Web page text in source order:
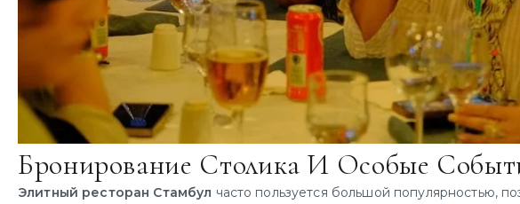
Бронирование Столика И Особые
Элитный ресторан Стамбул часто пользуется большой популярностью,